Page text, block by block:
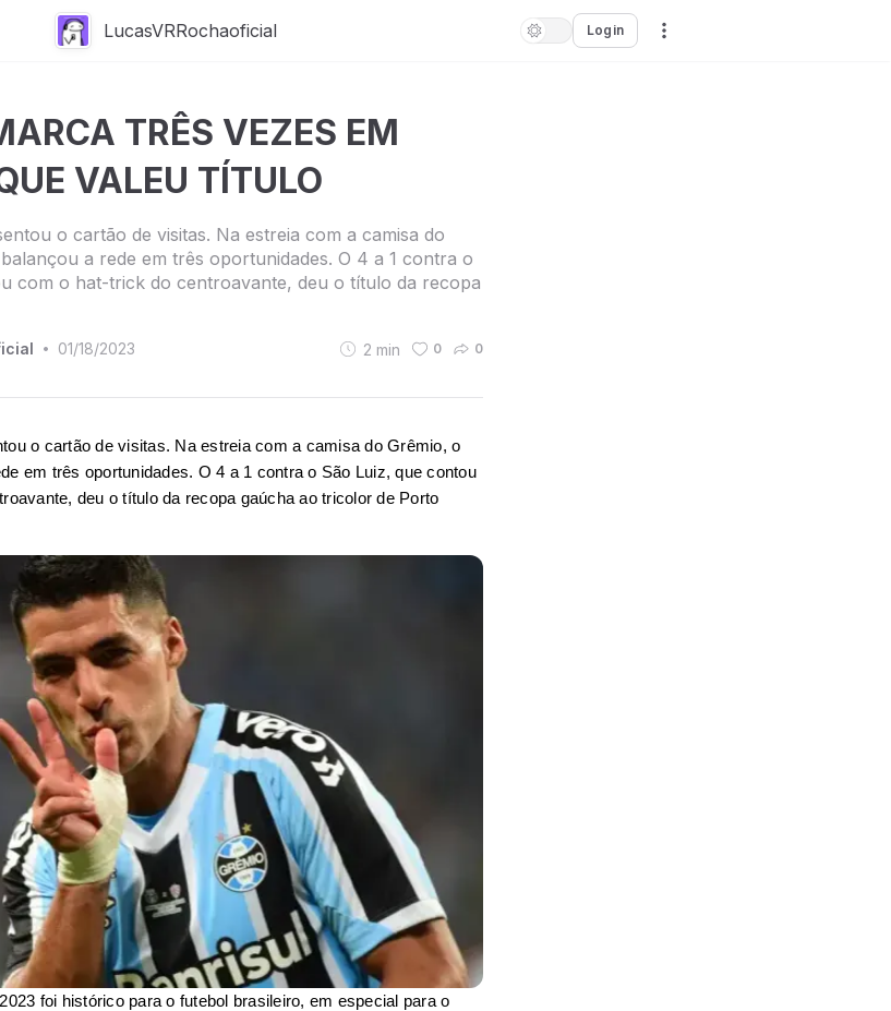
LucasVRRochaoficial Login
TRÊS VEZES EM
VALEU TÍTULO
o cartão de visitas. Na estreia com a camisa do
a rede em três oportunidades. O 4 a 1 contra o
com o hat-trick do centroavante, deu o título da recopa
• 01/18/2023 2 min 0 0
o cartão de visitas. Na estreia com a camisa do Grêmio, o
em três oportunidades. O 4 a 1 contra o São Luiz, que contou
deu o título da recopa gaúcha ao tricolor de Porto
foi histórico para o futebol brasileiro, em especial para o